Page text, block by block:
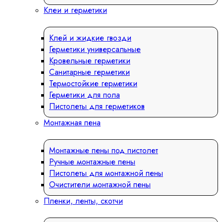
Клеи и герметики
Клей и жидкие гвозди
Герметики универсальные
Кровельные герметики
Санитарные герметики
Термостойкие герметики
Герметики для пола
Пистолеты для герметиков
Монтажная пена
Монтажные пены под пистолет
Ручные монтажные пены
Пистолеты для монтажной пены
Очистители монтажной пены
Пленки, ленты, скотчи